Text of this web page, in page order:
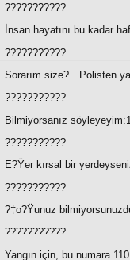
???????????
İnsan hayatını bu kadar
???????????
Sorarım size?…Polisten
???????????
Bilmiyorsanız
???????????
E?Ÿer kırsal bir
???????????
?‡o?Ÿunuz
???????????
Yangın için, bu numara